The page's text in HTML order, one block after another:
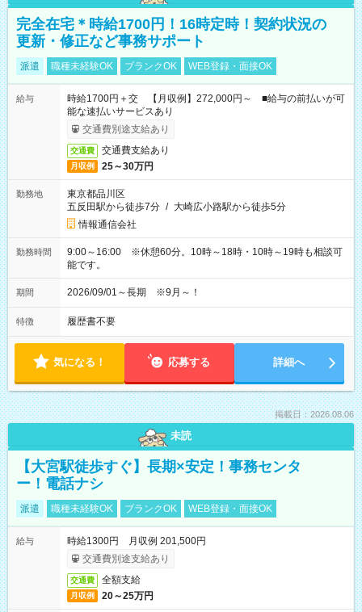
完全在宅＊時給1700円！16時定時！契約状況の
更新・修正など事務サポート
派遣 職種未経験OK ブランクOK WEB登録・面接OK
給与
時給1700円＋交 【月収例】272,000円～ ■給与の前払いが可
能な速払いサービスあり
交通費別途支給あり
交通費 交通費支給あり
月収例 25～30万円
勤務地
東京都品川区
五反田駅から徒歩7分 / 大崎広小路駅から徒歩5分
情報通信会社
勤務時間
9:00～16:00 ※休憩60分。10時～18時・10時～19時も相談可
能です。
期間 2026/09/01～長期 ※9月～！
特徴 履歴書不要
気になる！ 応募する 詳細へ
掲載日：2026.08.06
未読
【大宮駅徒歩すぐ】長期×安定！事務センタ
ー！電話ナシ
派遣 職種未経験OK ブランクOK WEB登録・面接OK
給与
時給1300円 月収例 201,500円
交通費別途支給あり
交通費 全額支給
月収例 20～25万円